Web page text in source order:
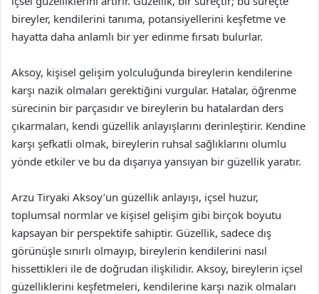
bireyler, kendilerini tanıma, potansiyellerini keşfetme ve
hayatta daha anlamlı bir yer edinme fırsatı bulurlar.
Aksoy, kişisel gelişim yolculuğunda bireylerin kendilerine
karşı nazik olmaları gerektiğini vurgular. Hatalar, öğrenme
sürecinin bir parçasıdır ve bireylerin bu hatalardan ders
çıkarmaları, kendi güzellik anlayışlarını derinleştirir. Kendine
karşı şefkatli olmak, bireylerin ruhsal sağlıklarını olumlu
yönde etkiler ve bu da dışarıya yansıyan bir güzellik yaratır.
Arzu Tiryaki Aksoy’un güzellik anlayışı, içsel huzur,
toplumsal normlar ve kişisel gelişim gibi birçok boyutu
kapsayan bir perspektife sahiptir. Güzellik, sadece dış
görünüşle sınırlı olmayıp, bireylerin kendilerini nasıl
hissettikleri ile de doğrudan ilişkilidir. Aksoy, bireylerin içsel
güzelliklerini keşfetmeleri, kendilerine karşı nazik olmaları